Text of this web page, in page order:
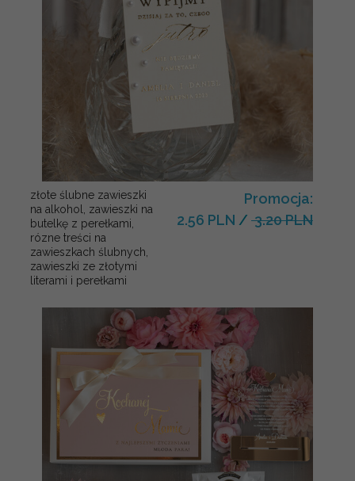
złote ślubne zawieszki
na alkohol, zawieszki na
butelkę z perełkami,
rózne treści na
zawieszkach ślubnych,
zawieszki ze złotymi
literami i perełkami
Promocja:
2.56 PLN / 3.20 PLN